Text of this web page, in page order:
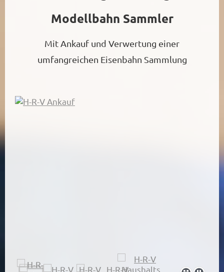
Modellbahn Sammler
Mit Ankauf und Verwertung einer
umfangreichen Eisenbahn Sammlung